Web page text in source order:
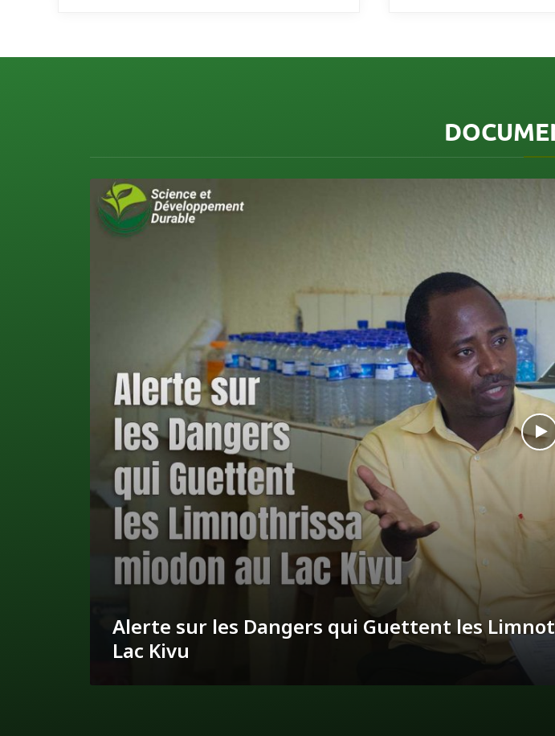
Alerte sur les Dangers qui Guettent les
Lac Kivu